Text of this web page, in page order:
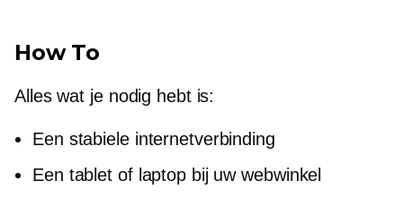
How To
Alles wat je nodig hebt is:
Een stabiele internetverbinding
Een tablet of laptop bij uw webwinkel